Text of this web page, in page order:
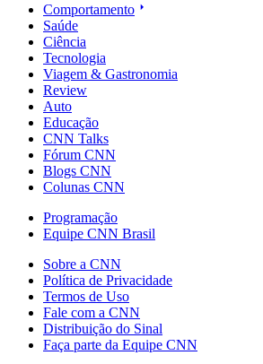
Comportamento
Saúde
Ciência
Tecnologia
Viagem & Gastronomia
Review
Auto
Educação
CNN Talks
Fórum CNN
Blogs CNN
Colunas CNN
Programação
Equipe CNN Brasil
Sobre a CNN
Política de Privacidade
Termos de Uso
Fale com a CNN
Distribuição do Sinal
Faça parte da Equipe CNN